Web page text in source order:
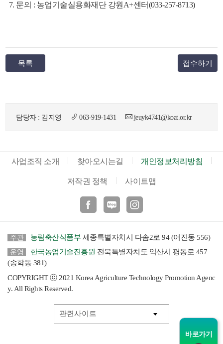
7. 문의 : 농업기술실용화재단 강원A+센터(033-257-8713)
목록 접수하기
담당자 : 김지영 063-919-1431 jeuyk4741@koat.or.kr
사업조직 소개 찾아오시는길 개인정보처리방침
저작권 정책 사이트맵
인스타
주관 농림축산식품부 세종특별자치시 다솜2로 94 (어진동 556)
운영 한국농업기술진흥원 전북특별자치도 익산시 평동로 457
(송학동 381)
COPYRIGHT ⓒ 2021 Korea Agriculture Technology Promotion Agenc
y. All Rights Reserved.
바로가기